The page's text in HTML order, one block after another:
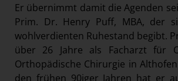
Er übernimmt damit die Agenden
Prim. Dr. Henry Puff, MBA, der
wohlverdienten Ruhestand begibt.
über 26 Jahre als Facharzt für
Orthopädische Chirurgie in
den frühen 90iger Jahren hat er